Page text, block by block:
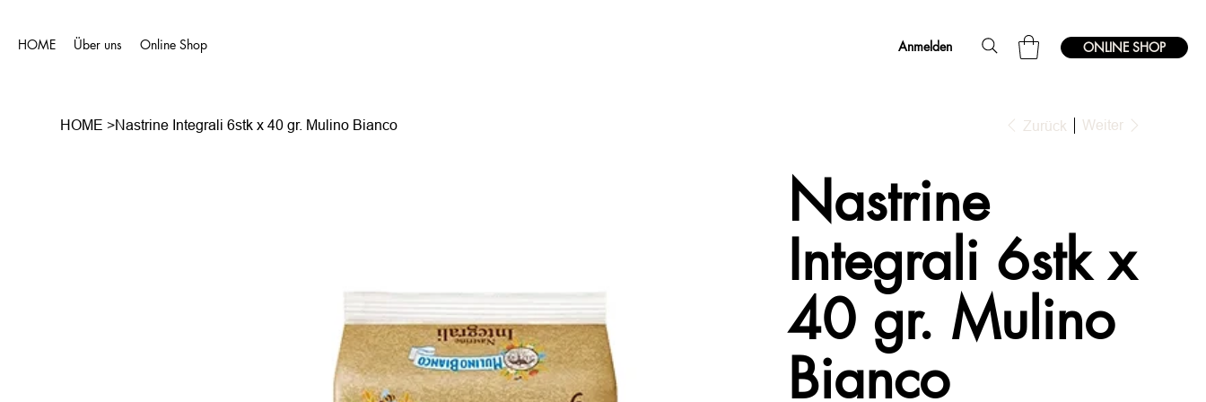
HOME Über uns Online Shop Anmelden ONLINE SHOP
HOME >Nastrine Integrali 6stk x 40 gr. Mulino Bianco Zurück Weiter
Nastrine
Integrali 6stk x
40 gr. Mulino
Bianco